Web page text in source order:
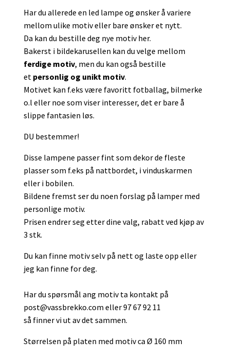
Har du allerede en led lampe og ønsker å variere
mellom ulike motiv eller bare ønsker et nytt.
Da kan du bestille deg nye motiv her.
Bakerst i bildekarusellen kan du velge mellom
ferdige motiv, men du kan også bestille
et personlig og unikt motiv.
Motivet kan f.eks være favoritt fotballag, bilmerke
o.l eller noe som viser interesser, det er bare å
slippe fantasien løs.
DU bestemmer!
Disse lampene passer fint som dekor de fleste
plasser som f.eks på nattbordet, i vinduskarmen
eller i bobilen.
Bildene fremst ser du noen forslag på lamper med
personlige motiv.
Prisen endrer seg etter dine valg, rabatt ved kjøp av
3 stk.
Du kan finne motiv selv på nett og laste opp eller
jeg kan finne for deg.
Har du spørsmål ang motiv ta kontakt på
post@vassbrekko.com eller 97 67 92 11
så finner vi ut av det sammen.
Størrelsen på platen med motiv ca Ø 160 mm